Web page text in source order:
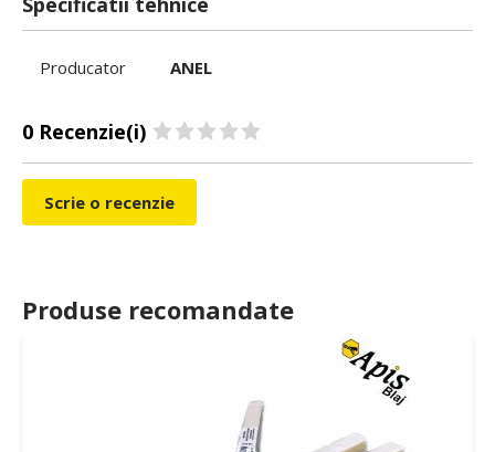
Producator ANEL
0 Recenzie(i)
Scrie o recenzie
Produse recomandate